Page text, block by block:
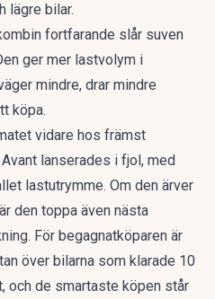
lägre bilar.
fortfarande slår suven
ger mer lastvolym i
mindre, drar mindre
köpa.
vidare hos främst
lanserades i fjol, med
lastutrymme. Om den ärver
den toppa även nästa
För begagnatköparen är
över bilarna som klarade 10
och de smartaste köpen står